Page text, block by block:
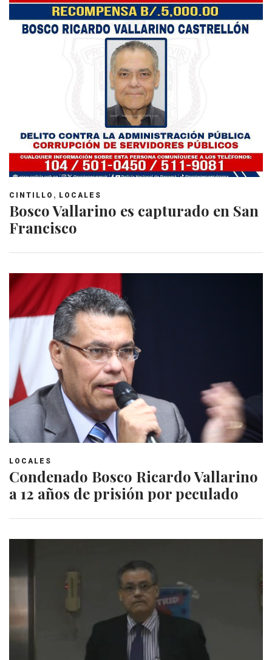
CINTILLO , LOCALES
Bosco Vallarino es capturado en San
Francisco
LOCALES
Condenado Bosco Ricardo Vallarino
a 12 años de prisión por peculado